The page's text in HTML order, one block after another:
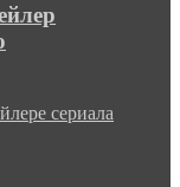
сериала